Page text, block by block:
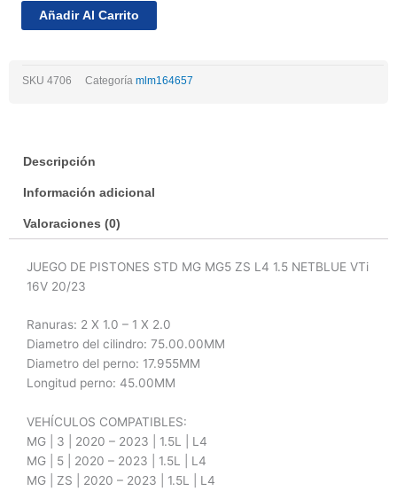
Pistones
Mg
16v
cantidad
Añadir Al Carrito
SKU 4706 Categoría mlm164657
Descripción
Información adicional
Valoraciones (0)
JUEGO DE PISTONES STD MG MG5 ZS L4 1.5 NETBLUE VTi
16V 20/23
Ranuras: 2 X 1.0 – 1 X 2.0
Diametro del cilindro: 75.00.00MM
Diametro del perno: 17.955MM
Longitud perno: 45.00MM
VEHÍCULOS COMPATIBLES:
MG | 3 | 2020 – 2023 | 1.5L | L4
MG | 5 | 2020 – 2023 | 1.5L | L4
MG | ZS | 2020 – 2023 | 1.5L | L4